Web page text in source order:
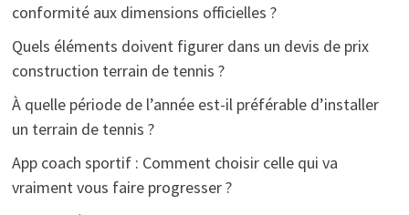
conformité aux dimensions officielles ?
Quels éléments doivent figurer dans un devis de prix
construction terrain de tennis ?
À quelle période de l’année est-il préférable d’installer
un terrain de tennis ?
App coach sportif : Comment choisir celle qui va
vraiment vous faire progresser ?